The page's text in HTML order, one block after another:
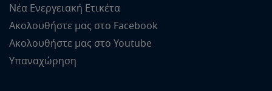
Νέα Ενεργειακή Ετικέτα
Ακολουθήστε μας στο Facebook
Ακολουθήστε μας στο Youtube
Υπαναχώρηση